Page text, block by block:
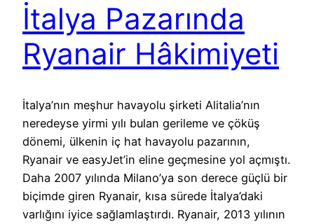
İtalya Pazarında
Ryanair Hâkimiyeti
İtalya’nın meşhur havayolu şirketi Alitalia’nın
neredeyse yirmi yılı bulan gerileme ve çöküş
dönemi, ülkenin iç hat havayolu pazarının,
Ryanair ve easyJet’in eline geçmesine yol açmıştı.
Daha 2007 yılında Milano’ya son derece güçlü bir
biçimde giren Ryanair, kısa sürede İtalya’daki
varlığını iyice sağlamlaştırdı. Ryanair, 2013 yılının